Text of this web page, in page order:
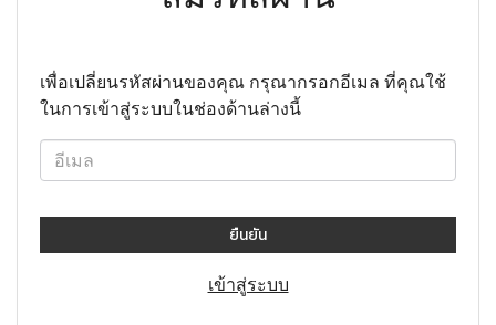
เพื่อเปลี่ยนรหัสผ่านของคุณ กรุณากรอกอีเมล ที่คุณใช้
ในการเข้าสู่ระบบในช่องด้านล่างนี้
ยืนยัน
เข้าสู่ระบบ